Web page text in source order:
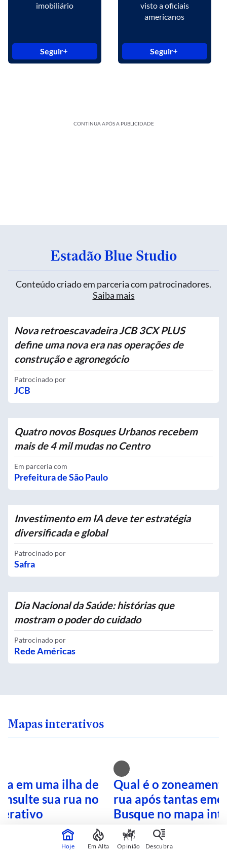
imobiliário
Seguir
visto a oficiais
americanos
Seguir
CONTINUA APÓS A PUBLICIDADE
Estadão Blue Studio
Conteúdo criado em parceria com patrocinadores.
Saiba mais
Nova retroescavadeira JCB 3CX PLUS
define uma nova era nas operações de
construção e agronegócio
Patrocinado por
JCB
Quatro novos Bosques Urbanos recebem
mais de 4 mil mudas no Centro
Em parceria com
Prefeitura de São Paulo
Investimento em IA deve ter estratégia
diversificada e global
Patrocinado por
Safra
Dia Nacional da Saúde: histórias que
mostram o poder do cuidado
Patrocinado por
Rede Américas
Mapas interativos
em uma ilha de
sua rua no
Qual é o
rua após tantas
Busque no mapa
Hoje Em Alta Opinião Descubra